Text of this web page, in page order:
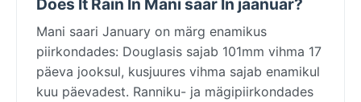
Mani saari January on märg enamikus
piirkondades: Douglasis sajab 101mm vihma 17
päeva jooksul, kusjuures vihma sajab enamikul
kuu päevadest. Ranniku- ja mägipiirkondades